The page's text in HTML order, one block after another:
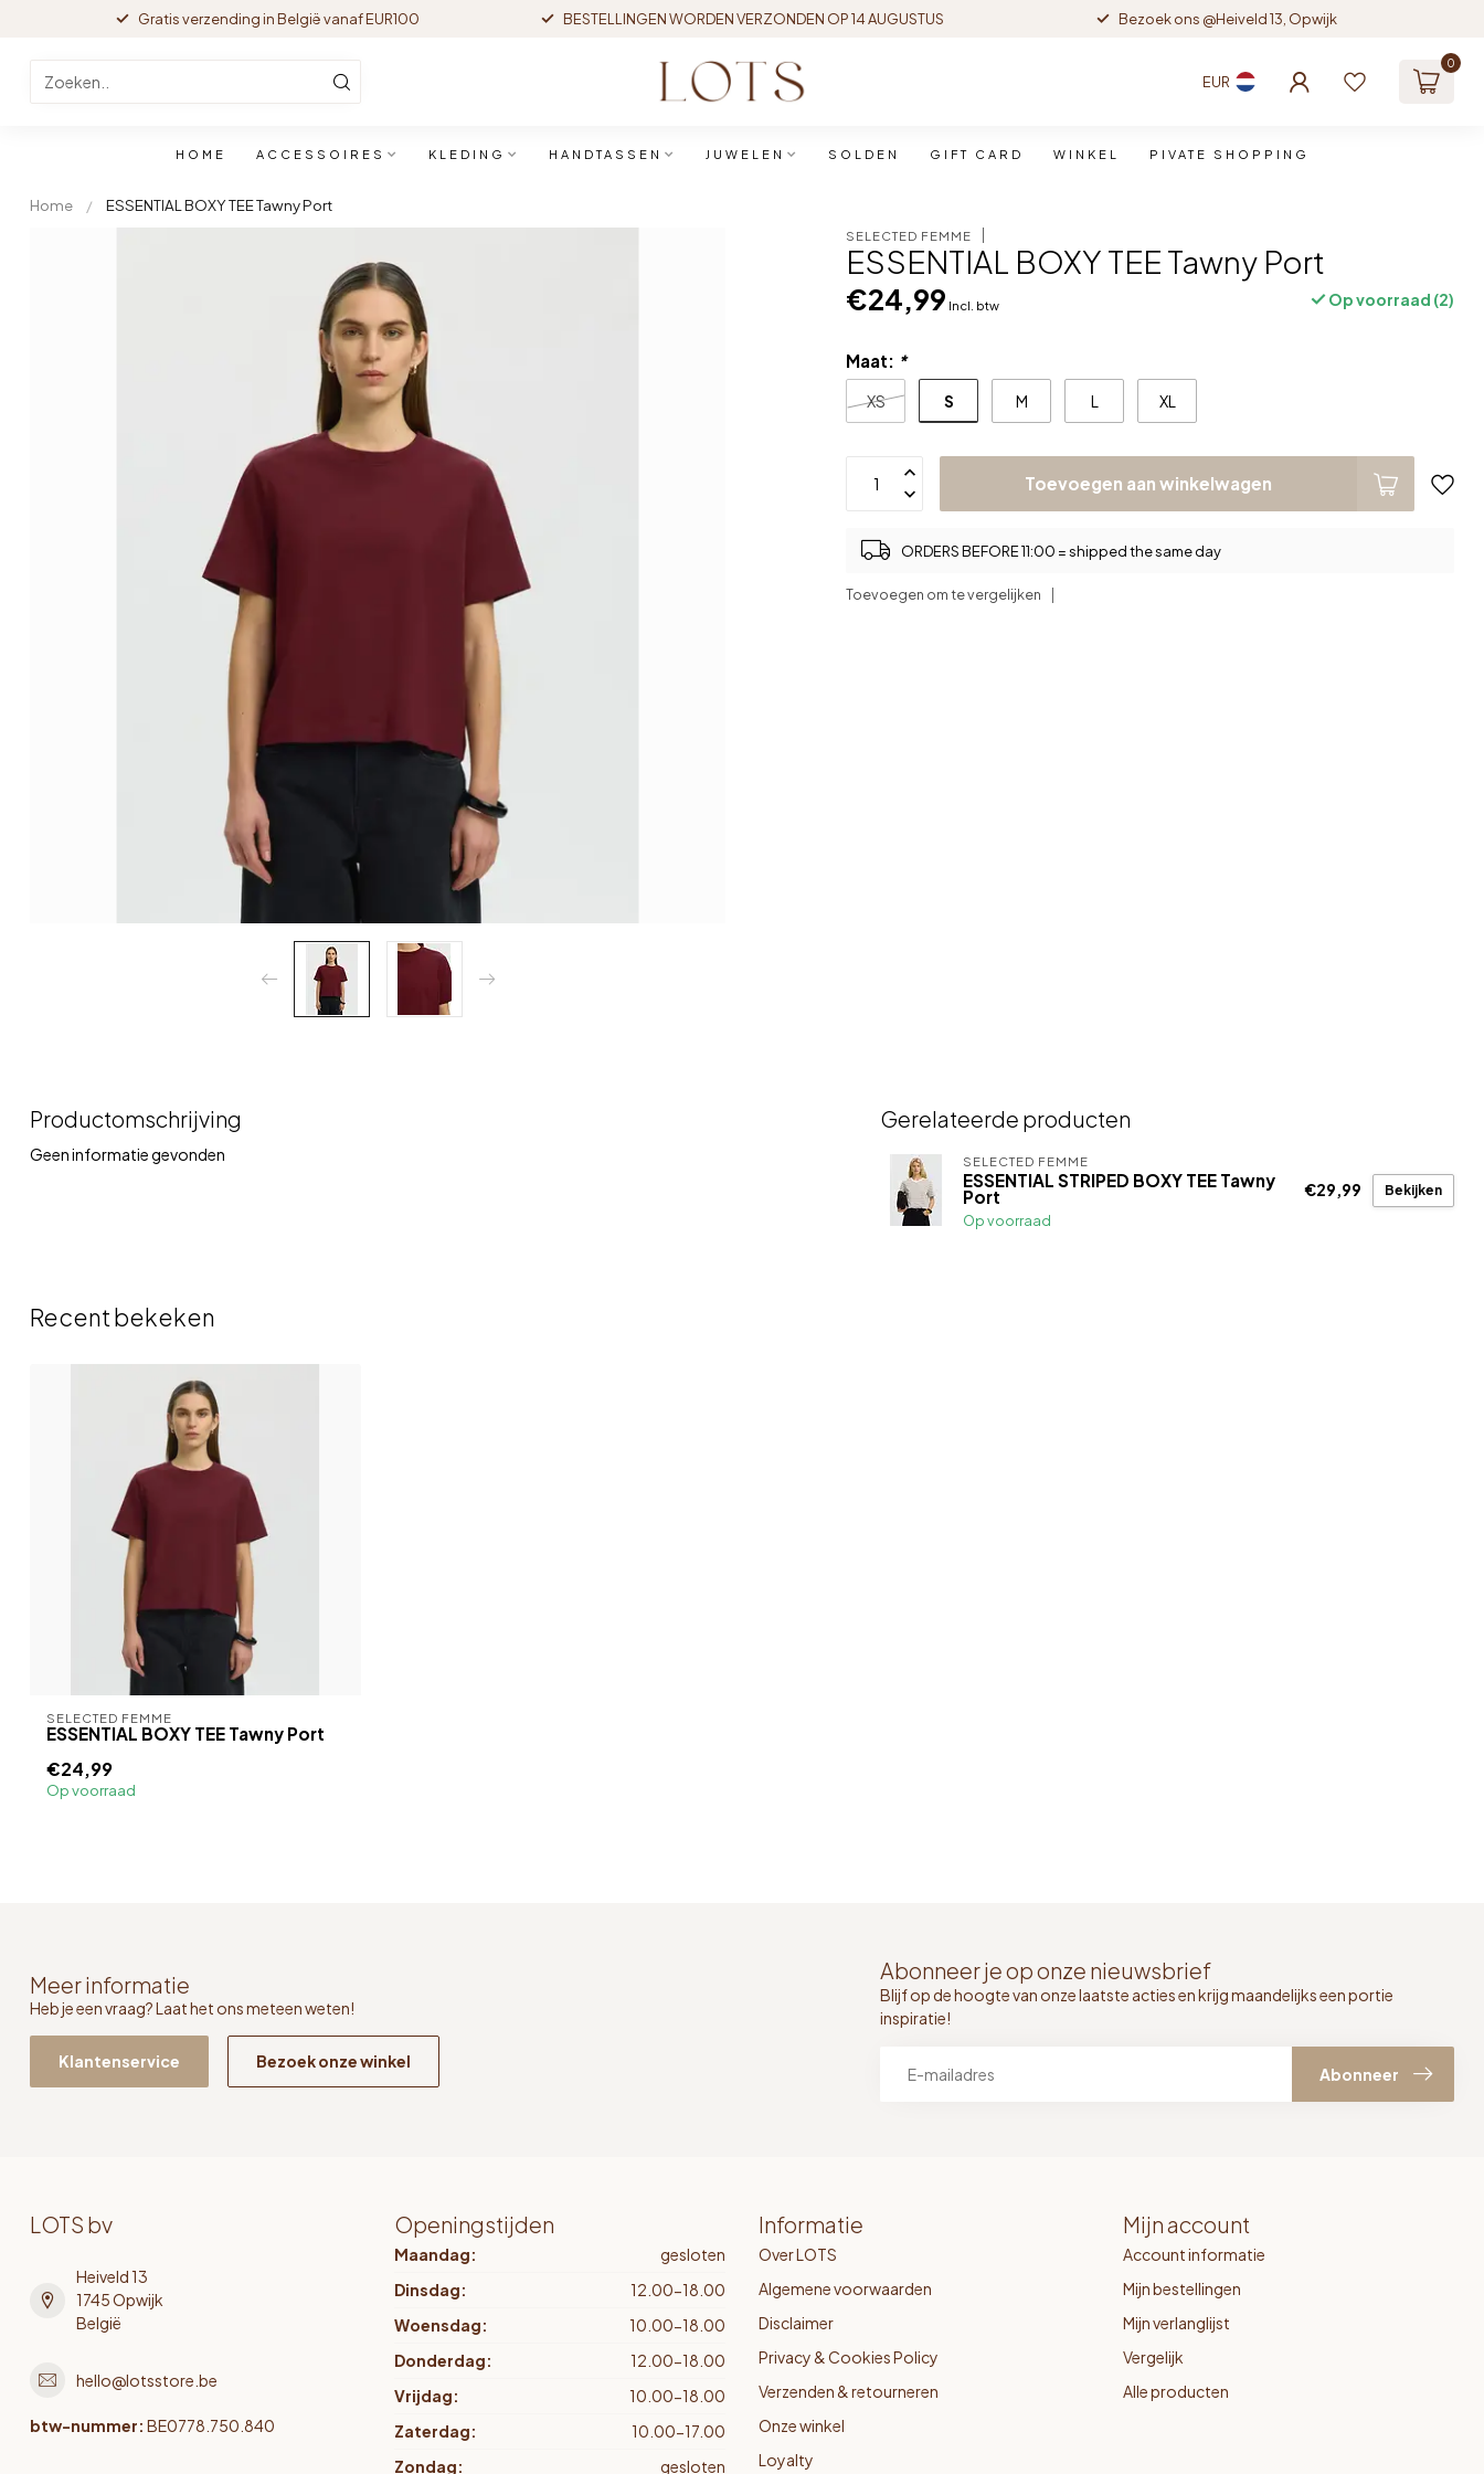
Gratis verzending in België vanaf EUR100 BESTELLINGEN WORDEN VERZONDEN OP 14 AUGUSTUS Bezoek ons @Heiveld 13, Opwijk
EUR
0
HOME ACCESSOIRES KLEDING HANDTASSEN JUWELEN SOLDEN GIFT CARD WINKEL PIVATE SHOPPING
Home / ESSENTIAL BOXY TEE Tawny Port
SELECTED FEMME
ESSENTIAL BOXY TEE Tawny Port
€24,99 Incl. btw Op voorraad (2)
Maat: *
XS S M L XL
Toevoegen aan winkelwagen
ORDERS BEFORE 11:00 = shipped the same day
Toevoegen om te vergelijken
Productomschrijving
Geen informatie gevonden
Gerelateerde producten
SELECTED FEMME
ESSENTIAL STRIPED BOXY TEE Tawny
Port
Op voorraad
€29,99 Bekijken
Recent bekeken
SELECTED FEMME
ESSENTIAL BOXY TEE Tawny Port
€24,99
Op voorraad
Meer informatie
Heb je een vraag? Laat het ons meteen weten!
Klantenservice Bezoek onze winkel
Abonneer je op onze nieuwsbrief
Blijf op de hoogte van onze laatste acties en krijg maandelijks een portie
inspiratie!
Abonneer
LOTS bv
Heiveld 13
1745 Opwijk
België
hello@lotsstore.be
btw-nummer: BE0778.750.840
Openingstijden
Maandag:
gesloten
Dinsdag:
12.00-18.00
Woensdag:
10.00-18.00
Donderdag:
12.00-18.00
Vrijdag:
10.00-18.00
Zaterdag:
10.00-17.00
Zondag:
gesloten
Informatie
Over LOTS
Algemene voorwaarden
Disclaimer
Privacy & Cookies Policy
Verzenden & retourneren
Onze winkel
Loyalty
Mijn account
Account informatie
Mijn bestellingen
Mijn verlanglijst
Vergelijk
Alle producten